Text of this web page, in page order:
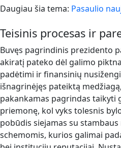
Daugiau šia tema: Pasaulio
Teisinis procesas ir
Buvęs pagrindinis prezidento
akiratį pateko dėl galimo
padėtimi ir finansinių
išnagrinėjęs pateiktą
pakankamas pagrindas taikyti
priemonę, kol vyks tolesnis
pobūdis siejamas su
schemomis, kurios galimai